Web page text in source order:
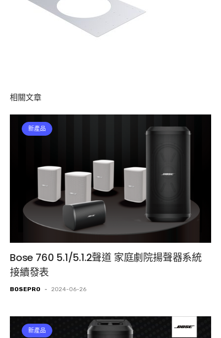
相關文章
新產品
Bose 760 5.1/5.1.2聲道 家庭劇院揚聲器系統
接續發表
BOSEPRO - 2024-06-26
新產品